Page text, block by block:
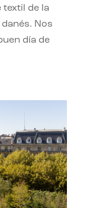
de la
Nos
día de